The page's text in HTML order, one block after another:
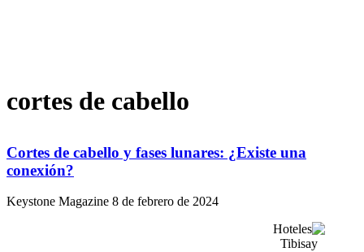
cortes de cabello
Cortes de cabello y fases lunares: ¿Existe una
conexión?
Keystone Magazine 8 de febrero de 2024